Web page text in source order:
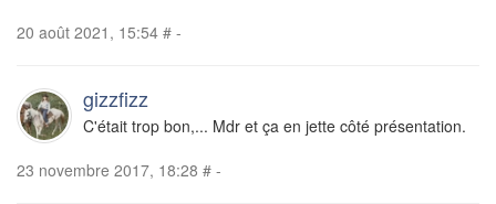
20 août 2021, 15:54 # -
gizzfizz
C'était trop bon,... Mdr et ça en jette côté présentation.
23 novembre 2017, 18:28 # -